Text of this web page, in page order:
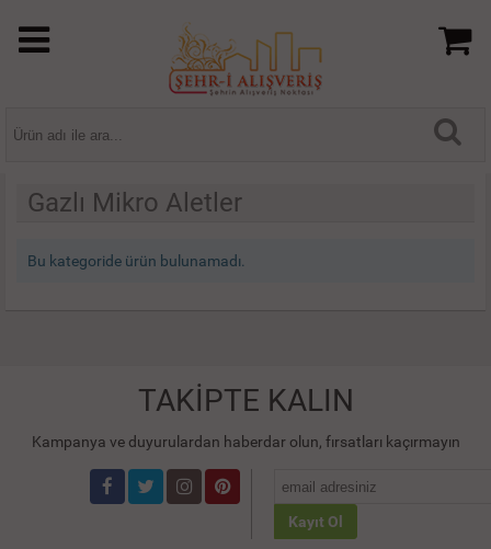
Gazlı Mikro Aletler
Bu kategoride ürün bulunamadı.
TAKİPTE KALIN
Kampanya ve duyurulardan haberdar olun, fırsatları kaçırmayın
Kayıt Ol